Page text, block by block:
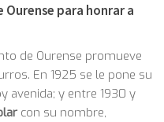
para honrar a
de Ourense promueve
En 1925 se le pone su
avenida; y entre 1930 y
con su nombre,